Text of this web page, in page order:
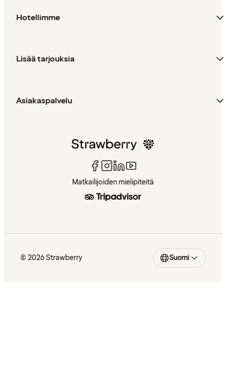
Hotellimme
Lisää tarjouksia
Asiakaspalvelu
Matkailijoiden mielipiteitä
© 2026 Strawberry Suomi